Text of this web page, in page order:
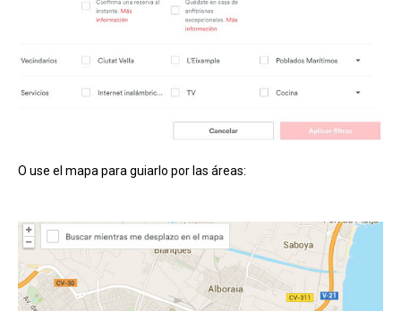
O use el mapa para guiarlo por las áreas: